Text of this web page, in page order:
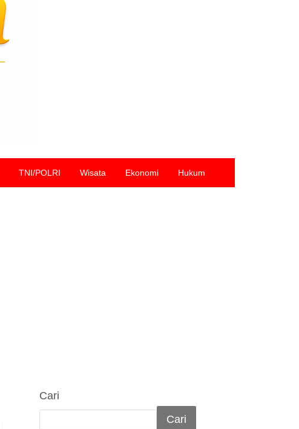
TNI/POLRI Wisata Ekonomi Hukum
Cari
Cari